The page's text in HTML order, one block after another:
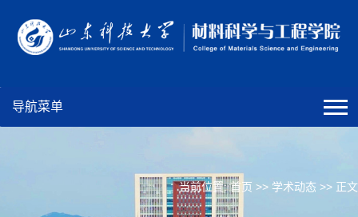
导航菜单
当前位置:首页 >> 学术动态 >> 正文